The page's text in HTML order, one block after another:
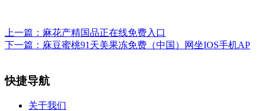
上一篇： 麻花产精国品正在线免费入口
下一篇： 庥豆蜜桃91天美果冻免费（中国）网坐IOS手机AP
快捷导航
关于我们